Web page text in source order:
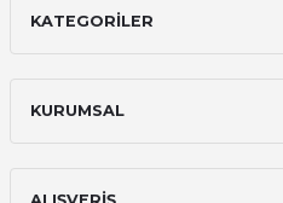
KATEGORİLER
KURUMSAL
ALIŞVERİŞ